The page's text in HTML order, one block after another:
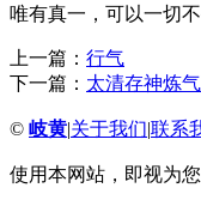
唯有真一，可以一切
上一篇： 行气
下一篇： 太清存神炼
© 岐黄|关于我们|联系
使用本网站，即视为